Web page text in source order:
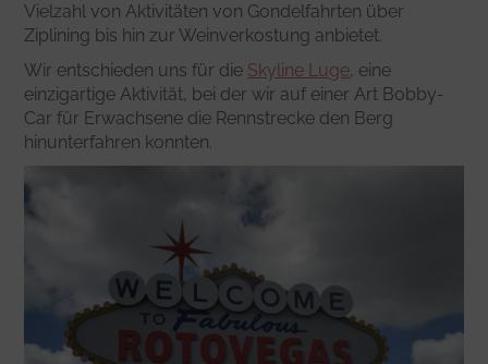
Vielzahl von Aktivitäten von Gondelfahrten über
Ziplining bis hin zur Weinverkostung anbietet.
Wir entschieden uns für die Skyline Luge, eine
einzigartige Aktivität, bei der wir auf einer Art Bobby-
Car für Erwachsene die Rennstrecke den Berg
hinunterfahren konnten.